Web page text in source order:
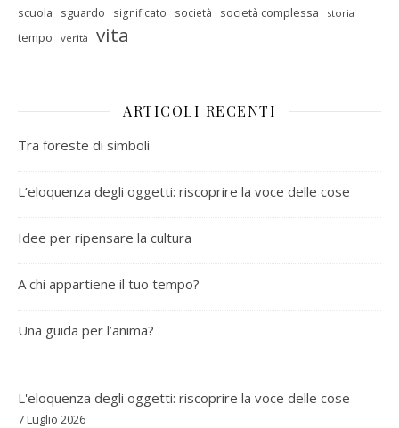
scuola sguardo significato società società complessa storia
tempo verità vita
ARTICOLI RECENTI
Tra foreste di simboli
L’eloquenza degli oggetti: riscoprire la voce delle cose
Idee per ripensare la cultura
A chi appartiene il tuo tempo?
Una guida per l’anima?
L'eloquenza degli oggetti: riscoprire la voce delle cose
7 Luglio 2026